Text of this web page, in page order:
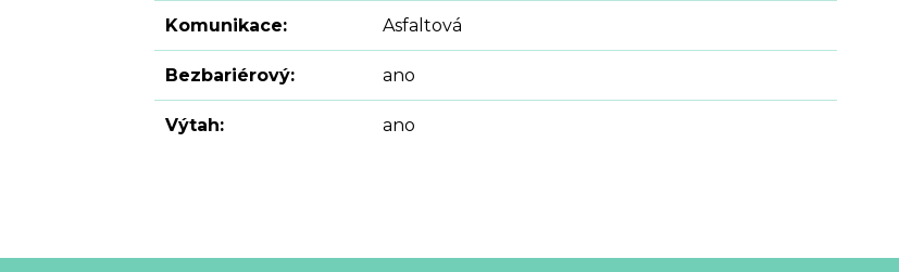
Komunikace: Asfaltová
Bezbariérový: ano
Výtah: ano